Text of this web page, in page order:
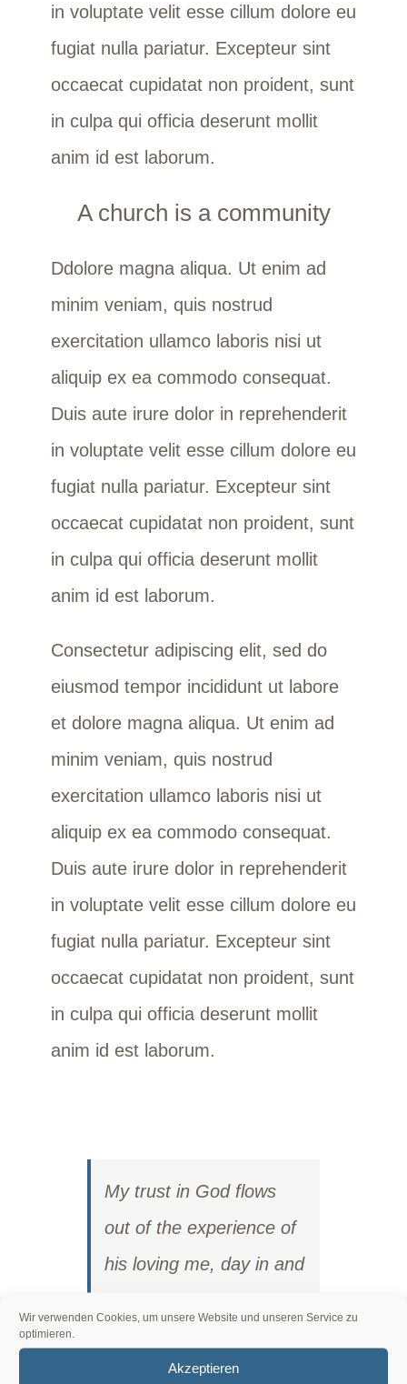
Wir verwenden Cookies, um unsere Website und unseren Service zu
optimieren.
Akzeptieren
in voluptate velit esse cillum dolore eu
fugiat nulla pariatur. Excepteur sint
occaecat cupidatat non proident, sunt
in culpa qui officia deserunt mollit
anim id est laborum.
A church is a community
Ddolore magna aliqua. Ut enim ad
minim veniam, quis nostrud
exercitation ullamco laboris nisi ut
aliquip ex ea commodo consequat.
Duis aute irure dolor in reprehenderit
in voluptate velit esse cillum dolore eu
fugiat nulla pariatur. Excepteur sint
occaecat cupidatat non proident, sunt
in culpa qui officia deserunt mollit
anim id est laborum.
Consectetur adipiscing elit, sed do
eiusmod tempor incididunt ut labore
et dolore magna aliqua. Ut enim ad
minim veniam, quis nostrud
exercitation ullamco laboris nisi ut
aliquip ex ea commodo consequat.
Duis aute irure dolor in reprehenderit
in voluptate velit esse cillum dolore eu
fugiat nulla pariatur. Excepteur sint
occaecat cupidatat non proident, sunt
in culpa qui officia deserunt mollit
anim id est laborum.
My trust in God flows
out of the experience of
his loving me, day in and
I’m sick or in good